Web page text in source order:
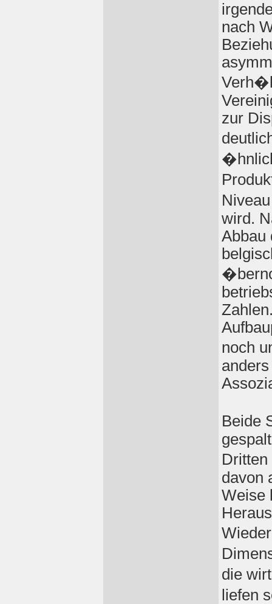
nach
zur
wird.
Abbau
Auf
noch
Beide
davon
Weise
die
liefen